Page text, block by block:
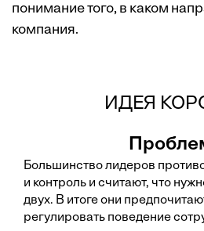
понимание того, в каком
компания.
ИДЕЯ
Большинство лидеров
и контроль и считают, что
двух. В итоге они
регулировать поведение